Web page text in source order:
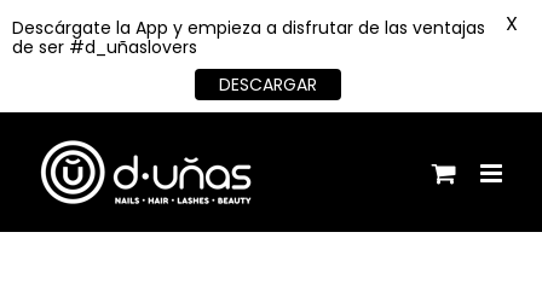
contenido
Descárgate la App y empieza a disfrutar de las ventajas
de ser #d_uñaslovers
DESCARGAR
X